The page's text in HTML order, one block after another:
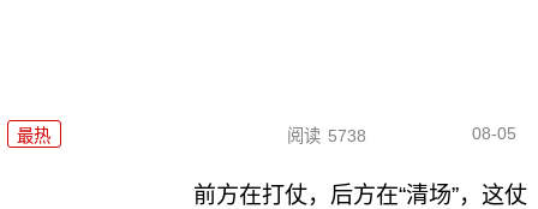
最热 阅读 5738 08-05
前方在打仗，后方在“清场”，这仗